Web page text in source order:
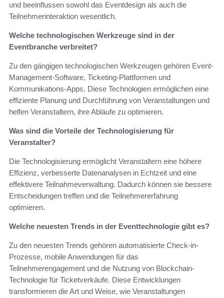
und beeinflussen sowohl das Eventdesign als auch die
Teilnehmerinteraktion wesentlich.
Welche technologischen Werkzeuge sind in der
Eventbranche verbreitet?
Zu den gängigen technologischen Werkzeugen gehören Event-
Management-Software, Ticketing-Plattformen und
Kommunikations-Apps. Diese Technologien ermöglichen eine
effiziente Planung und Durchführung von Veranstaltungen und
helfen Veranstaltern, ihre Abläufe zu optimieren.
Was sind die Vorteile der Technologisierung für
Veranstalter?
Die Technologisierung ermöglicht Veranstaltern eine höhere
Effizienz, verbesserte Datenanalysen in Echtzeit und eine
effektivere Teilnahmeverwaltung. Dadurch können sie bessere
Entscheidungen treffen und die Teilnehmererfahrung
optimieren.
Welche neuesten Trends in der Eventtechnologie gibt es?
Zu den neuesten Trends gehören automatisierte Check-in-
Prozesse, mobile Anwendungen für das
Teilnehmerengagement und die Nutzung von Blockchain-
Technologie für Ticketverkäufe. Diese Entwicklungen
transformieren die Art und Weise, wie Veranstaltungen